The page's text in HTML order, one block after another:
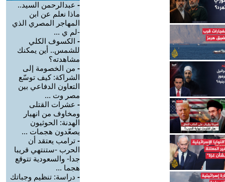
- عبدالرحمن السيد..
ماذا نعلم عن ابن
المهاجر المصري الذي
-لم ي ...
- الكسوف الكلي
للشمس.. أين يمكنك
مشاهدته؟
- من الخصومة إلى
الشراكة: كيف توسّع
التعاون الدفاعي بين
مصر وت ...
- عشرات القتلى
ومخاوف من انهيار
الهدنة: الحوثيون
يصعّدون هجمات ...
- ترامب يعتقد أن
الحرب -ستنتهي قريبا
جدا- والسعودية تتوقع
هجما ...
- دراسة: تنظيم وجباتك